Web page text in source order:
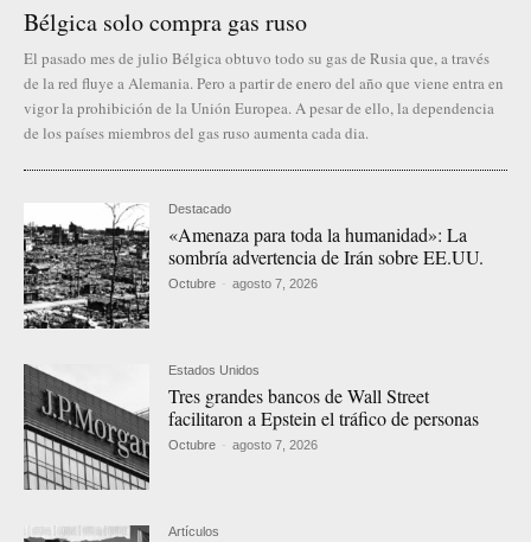
Bélgica solo compra gas ruso
El pasado mes de julio Bélgica obtuvo todo su gas de Rusia que, a través
de la red fluye a Alemania. Pero a partir de enero del año que viene entra en
vigor la prohibición de la Unión Europea. A pesar de ello, la dependencia
de los países miembros del gas ruso aumenta cada dia.
Destacado
«Amenaza para toda la humanidad»: La
sombría advertencia de Irán sobre EE.UU.
Octubre - agosto 7, 2026
Estados Unidos
Tres grandes bancos de Wall Street
facilitaron a Epstein el tráfico de personas
Octubre - agosto 7, 2026
Artículos